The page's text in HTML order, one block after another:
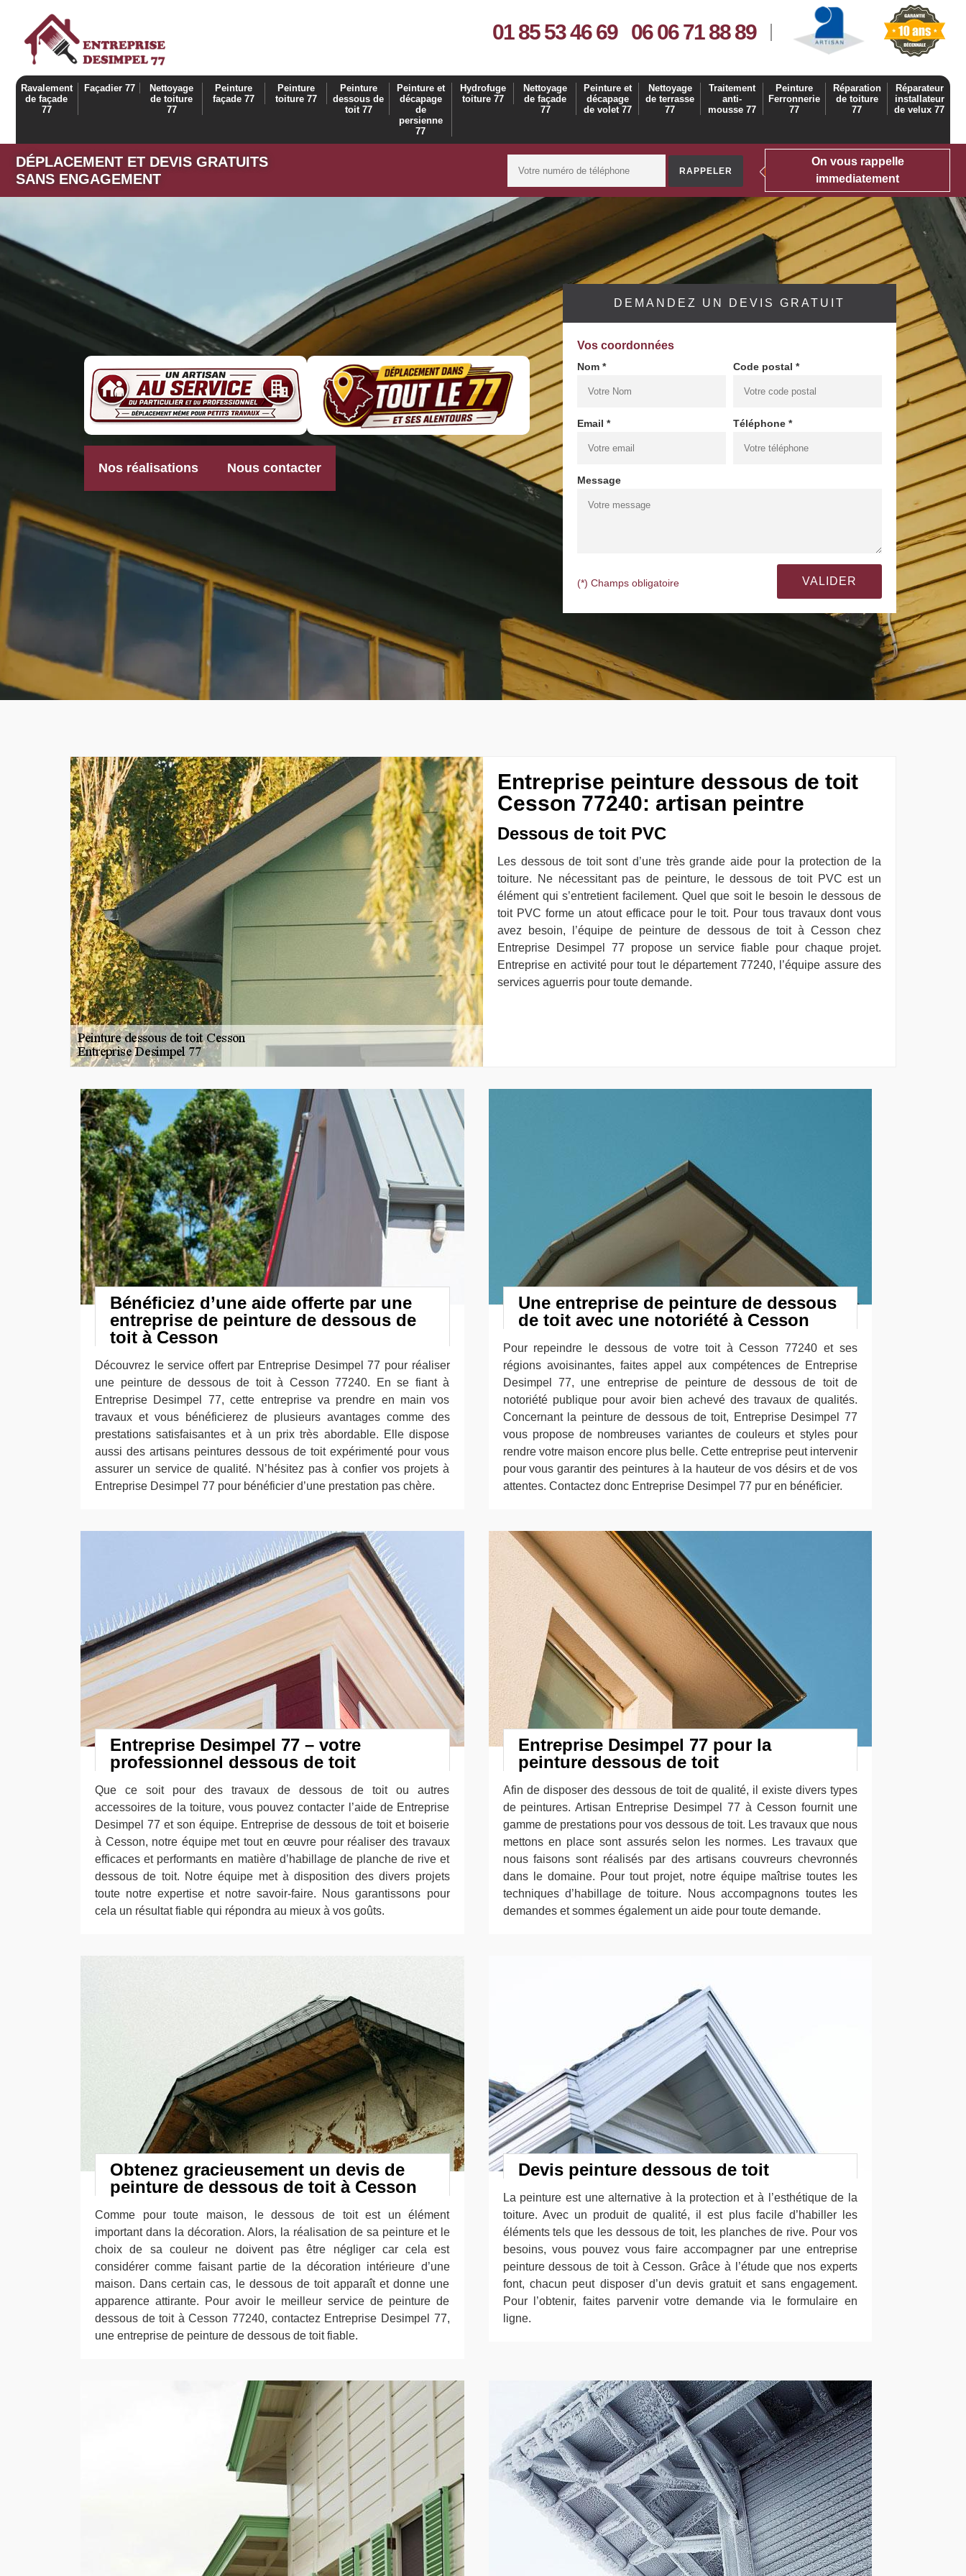
01 85 53 46 69 06 06 71 88 89
Ravalement
de façade
77
Façadier 77
Nettoyage
de toiture
77
Peinture
façade 77
Peinture
toiture 77
Peinture
dessous de
toit 77
Peinture et
décapage
de
persienne
77
Hydrofuge
toiture 77
Nettoyage
de façade
77
Peinture et
décapage
de volet 77
Nettoyage
de terrasse
77
Traitement
anti-
mousse 77
Peinture
Ferronnerie
77
Réparation
de toiture
77
Réparateur
installateur
de velux 77
DÉPLACEMENT ET DEVIS GRATUITS
SANS ENGAGEMENT
On vous rappelle
immediatement
Nos réalisations Nous contacter
DEMANDEZ UN DEVIS GRATUIT
Vos coordonnées
Nom * Code postal *
Email * Téléphone *
Message
(*) Champs obligatoire
Entreprise peinture dessous de toit
Cesson 77240: artisan peintre
Dessous de toit PVC
Les dessous de toit sont d’une très grande aide pour la protection de la
toiture. Ne nécessitant pas de peinture, le dessous de toit PVC est un
élément qui s’entretient facilement. Quel que soit le besoin le dessous de
toit PVC forme un atout efficace pour le toit. Pour tous travaux dont vous
avez besoin, l’équipe de peinture de dessous de toit à Cesson chez
Entreprise Desimpel 77 propose un service fiable pour chaque projet.
Entreprise en activité pour tout le département 77240, l’équipe assure des
services aguerris pour toute demande.
Bénéficiez d’une aide offerte par une
entreprise de peinture de dessous de
toit à Cesson
Découvrez le service offert par Entreprise Desimpel 77 pour réaliser
une peinture de dessous de toit à Cesson 77240. En se fiant à
Entreprise Desimpel 77, cette entreprise va prendre en main vos
travaux et vous bénéficierez de plusieurs avantages comme des
prestations satisfaisantes et à un prix très abordable. Elle dispose
aussi des artisans peintures dessous de toit expérimenté pour vous
assurer un service de qualité. N’hésitez pas à confier vos projets à
Entreprise Desimpel 77 pour bénéficier d’une prestation pas chère.
Une entreprise de peinture de dessous
de toit avec une notoriété à Cesson
Pour repeindre le dessous de votre toit à Cesson 77240 et ses
régions avoisinantes, faites appel aux compétences de Entreprise
Desimpel 77, une entreprise de peinture de dessous de toit de
notoriété publique pour avoir bien achevé des travaux de qualités.
Concernant la peinture de dessous de toit, Entreprise Desimpel 77
vous propose de nombreuses variantes de couleurs et styles pour
rendre votre maison encore plus belle. Cette entreprise peut intervenir
pour vous garantir des peintures à la hauteur de vos désirs et de vos
attentes. Contactez donc Entreprise Desimpel 77 pur en bénéficier.
Entreprise Desimpel 77 – votre
professionnel dessous de toit
Que ce soit pour des travaux de dessous de toit ou autres
accessoires de la toiture, vous pouvez contacter l’aide de Entreprise
Desimpel 77 et son équipe. Entreprise de dessous de toit et boiserie
à Cesson, notre équipe met tout en œuvre pour réaliser des travaux
efficaces et performants en matière d’habillage de planche de rive et
dessous de toit. Notre équipe met à disposition des divers projets
toute notre expertise et notre savoir-faire. Nous garantissons pour
cela un résultat fiable qui répondra au mieux à vos goûts.
Entreprise Desimpel 77 pour la
peinture dessous de toit
Afin de disposer des dessous de toit de qualité, il existe divers types
de peintures. Artisan Entreprise Desimpel 77 à Cesson fournit une
gamme de prestations pour vos dessous de toit. Les travaux que nous
mettons en place sont assurés selon les normes. Les travaux que
nous faisons sont réalisés par des artisans couvreurs chevronnés
dans le domaine. Pour tout projet, notre équipe maîtrise toutes les
techniques d’habillage de toiture. Nous accompagnons toutes les
demandes et sommes également un aide pour toute demande.
Obtenez gracieusement un devis de
peinture de dessous de toit à Cesson
Comme pour toute maison, le dessous de toit est un élément
important dans la décoration. Alors, la réalisation de sa peinture et le
choix de sa couleur ne doivent pas être négliger car cela est
considérer comme faisant partie de la décoration intérieure d’une
maison. Dans certain cas, le dessous de toit apparaît et donne une
apparence attirante. Pour avoir le meilleur service de peinture de
dessous de toit à Cesson 77240, contactez Entreprise Desimpel 77,
une entreprise de peinture de dessous de toit fiable.
Devis peinture dessous de toit
La peinture est une alternative à la protection et à l’esthétique de la
toiture. Avec un produit de qualité, il est plus facile d’habiller les
éléments tels que les dessous de toit, les planches de rive. Pour vos
besoins, vous pouvez vous faire accompagner par une entreprise
peinture dessous de toit à Cesson. Grâce à l’étude que nos experts
font, chacun peut disposer d’un devis gratuit et sans engagement.
Pour l’obtenir, faites parvenir votre demande via le formulaire en
ligne.